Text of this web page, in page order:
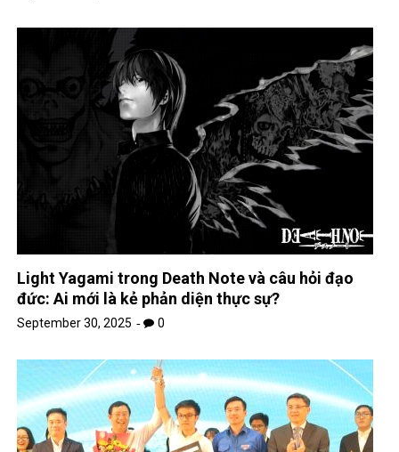
Light Yagami trong Death Note và câu hỏi đạo
đức: Ai mới là kẻ phản diện thực sự?
September 30, 2025 0